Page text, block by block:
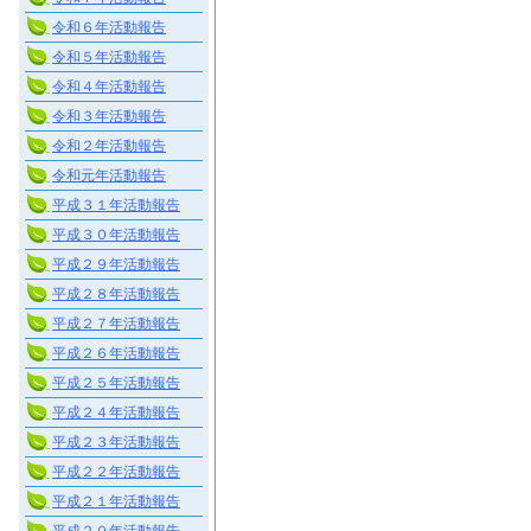
令和６年活動報告
令和５年活動報告
令和４年活動報告
令和３年活動報告
令和２年活動報告
令和元年活動報告
平成３１年活動報告
平成３０年活動報告
平成２９年活動報告
平成２８年活動報告
平成２７年活動報告
平成２６年活動報告
平成２５年活動報告
平成２４年活動報告
平成２３年活動報告
平成２２年活動報告
平成２１年活動報告